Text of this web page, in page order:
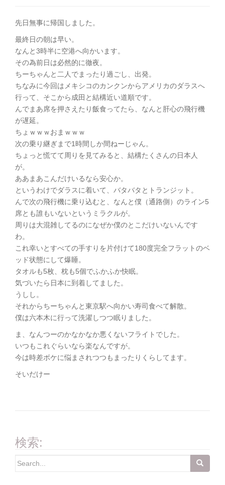
先日無事に帰国しました。
最終日の朝は早い。
なんと3時半に空港へ向かいます。
その為前日は必然的に徹夜。
ちーちゃんと二人でまったり過ごし、出発。
ちなみに今回はメキシコのカンクンからアメリカのダラスへ
行って、そこから成田と結構近い道順です。
んでまあ席を押さえたり飯食ってたら、なんと肝心の飛行機
が遅延。
ちょｗｗｗおまｗｗｗ
次の乗り継ぎまで1時間しか間ねーじゃん。
ちょっと慌てて周りを見てみると、結構たくさんの日本人
が。
ああまあこんだけいるなら安心か。
というわけでダラスに着いて、バタバタとトランジット。
んで次の飛行機に乗り込むと、なんと僕（通路側）のライン5
席とも誰もいないというミラクルが。
周りは大混雑してるのになぜか僕のとこだけいないんです
わ。
これ幸いとすべての手すりを片付けて180度完全フラットのベ
ッド状態にして爆睡。
タオルも5枚、枕も5個でふかふか快眠。
気づいたら日本に到着してました。
うしし。
それからちーちゃんと東京駅へ向かい寿司食べて解散。
僕は六本木に行って洗濯しつつ眠りました。
ま、なんつーのかなかなか悪くないフライトでした。
いつもこれぐらいなら楽なんですが。
今は時差ボケに悩まされつつもまったりくらしてます。
そいだけー
検索:
Search